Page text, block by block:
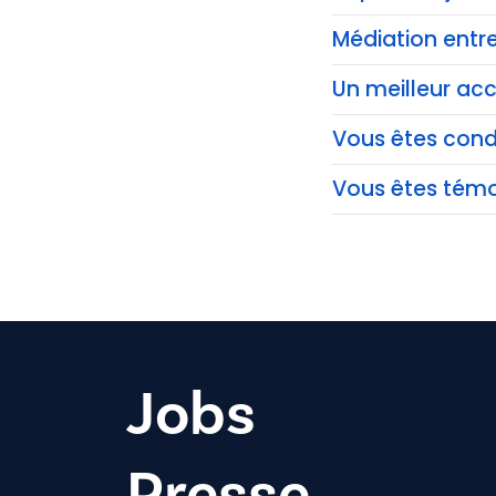
Médiation
Un meilleur
Vous êtes
Vous êtes
Jobs